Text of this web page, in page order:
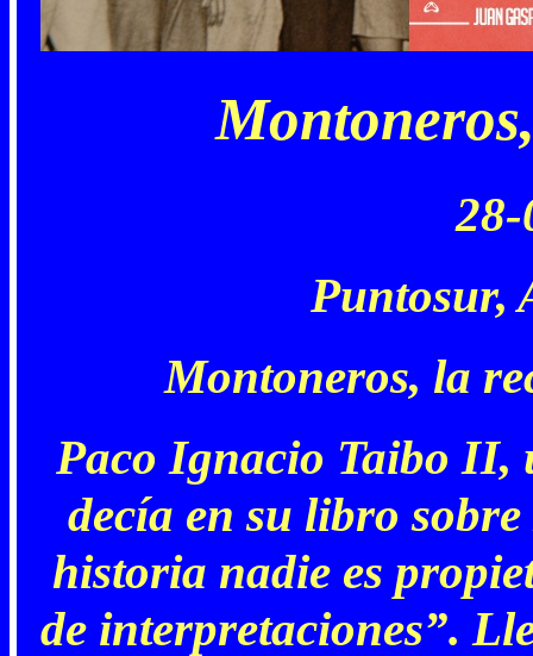
28-
Puntosur,
Montoneros, la
Paco Ignacio Taibo II,
decía en su libro
historia nadie es
de interpretaciones”.